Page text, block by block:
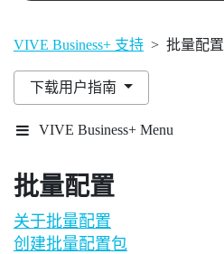
VIVE Business+ 支持 > 批量配置
下载用户指南
VIVE Business+ Menu
批量配置
关于批量配置
创建批量配置包